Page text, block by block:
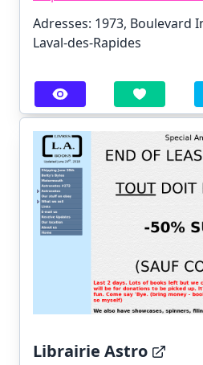
Adresses: 1973, Boulevard
Laval-des-Rapides
Librairie Astro